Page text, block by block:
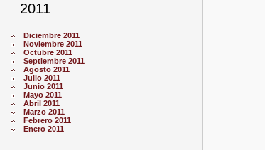
2011
Diciembre 2011
Noviembre 2011
Octubre 2011
Septiembre 2011
Agosto 2011
Julio 2011
Junio 2011
Mayo 2011
Abril 2011
Marzo 2011
Febrero 2011
Enero 2011